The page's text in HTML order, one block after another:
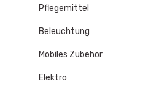
Pflegemittel
Beleuchtung
Mobiles Zubehör
Elektro